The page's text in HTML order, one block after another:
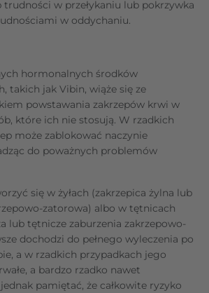
trudności w przełykaniu lub pokrzywka
w oddychaniu.
hormonalnych środków
takich jak Vibin, wiąże się ze
powstawania zakrzepów krwi w
które ich nie stosują. W rzadkich
może zablokować naczynie
do poważnych problemów
się w żyłach (zakrzepica żylna lub
zatorowa) albo w tętnicach
lub tętnicze zaburzenia zakrzepowo-
dochodzi do pełnego wyleczenia po
a w rzadkich przypadkach jego
a bardzo rzadko nawet
pamiętać, że całkowite ryzyko